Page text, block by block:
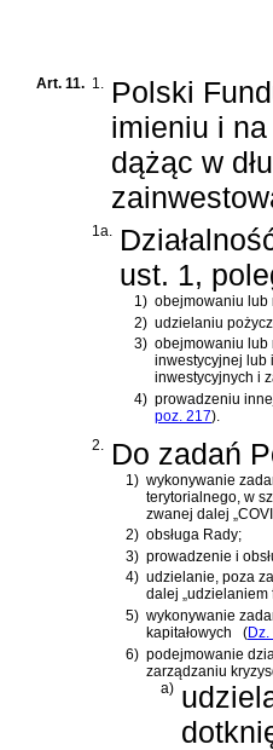
Art. 11. 1. Polski
imieniu i
dążąc w
1a.
ust. 1,
1) obejmowaniu lub
2) udzielaniu
3) obejmowaniu lub
inwestycyjnej lub
inwestycyjnych i
4) prowadzeniu
poz. 217).
2.
Do zadań
1) wykonywanie
terytorialnego, w
zwanej dalej
2) obsługa Rady;
3) prowadzenie i
4) udzielanie, poza
dalej „udzielaniem
5) wykonywanie
kapitałowych
(
6) podejmowanie
zarządzaniu
a)